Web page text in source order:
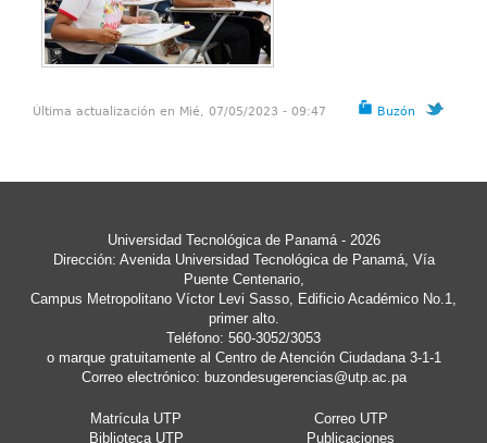
Buzón
Última actualización en Mié, 07/05/2023 - 09:47
Universidad Tecnológica de Panamá - 2026
Dirección: Avenida Universidad Tecnológica de Panamá, Vía
Puente Centenario,
Campus Metropolitano Víctor Levi Sasso, Edificio Académico No.1,
primer alto.
Teléfono: 560-3052/3053
o marque gratuitamente al Centro de Atención Ciudadana 3-1-1
Correo electrónico: buzondesugerencias@utp.ac.pa
Matrícula UTP
Correo UTP
Biblioteca UTP
Publicaciones